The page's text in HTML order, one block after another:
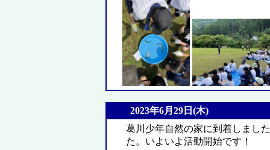
2023年6月29日(木)
葛川少年自然の家に到着しまし
た。いよいよ活動開始です！